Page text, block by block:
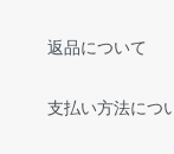
返品について
支払い方法につ